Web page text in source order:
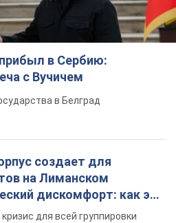
в Сербию:
с Вучичем
в Белград
создает для
на Лиманском
дискомфорт: как это
для всей группировки